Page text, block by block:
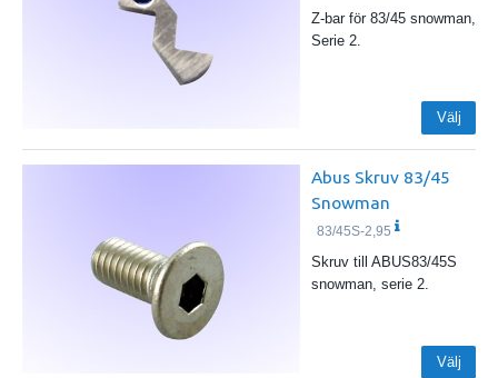
Z-bar för 83/45 snowman,
Serie 2.
Välj
Abus Skruv 83/45
Snowman
83/45S-2,95
Skruv till ABUS83/45S
snowman, serie 2.
Välj